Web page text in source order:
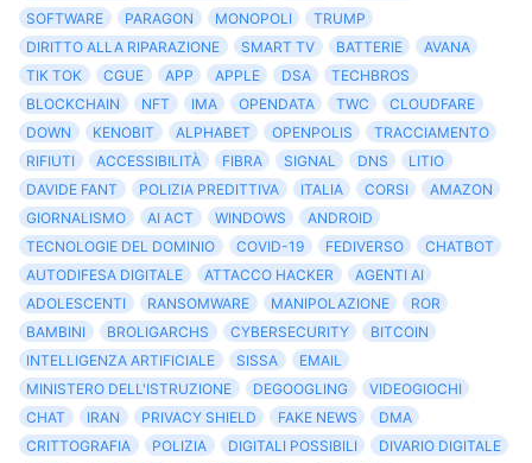
SOFTWARE
PARAGON MONOPOLI
TRUMP
DIRITTO ALLA RIPARAZIONE
SMART TV BATTERIE
AVANA
TIK TOK
CGUE APP APPLE DSA
TECHBROS
BLOCKCHAIN
NFT IMA OPENDATA TWC
CLOUDFARE
DOWN
KENOBIT ALPHABET OPENPOLIS
TRACCIAMENTO
RIFIUTI
ACCESSIBILITÀ FIBRA SIGNAL DNS
LITIO
DAVIDE FANT
POLIZIA PREDITTIVA ITALIA CORSI
AMAZON
GIORNALISMO
AI ACT WINDOWS
ANDROID
TECNOLOGIE DEL DOMINIO
COVID-19 FEDIVERSO
CHATBOT
AUTODIFESA DIGITALE
ATTACCO HACKER
AGENTI AI
ADOLESCENTI
RANSOMWARE MANIPOLAZIONE
ROR
BAMBINI
BROLIGARCHS CYBERSECURITY
BITCOIN
INTELLIGENZA ARTIFICIALE
SISSA
EMAIL
MINISTERO DELL'ISTRUZIONE
DEGOOGLING
VIDEOGIOCHI
CHAT
IRAN PRIVACY SHIELD FAKE NEWS
DMA
CRITTOGRAFIA
POLIZIA DIGITALI POSSIBILI
DIVARIO DIGITALE